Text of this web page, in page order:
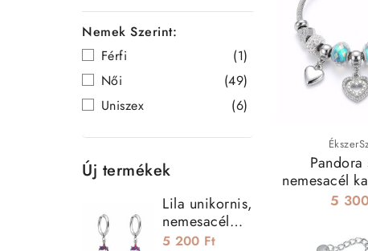
Nemek Szerint:
Férfi
(1)
Női
(49)
Uniszex
(6)
Új termékek
Lila unikornis,
nemesacél
kislány
5 200 Ft
Pandora
nemesacél
5